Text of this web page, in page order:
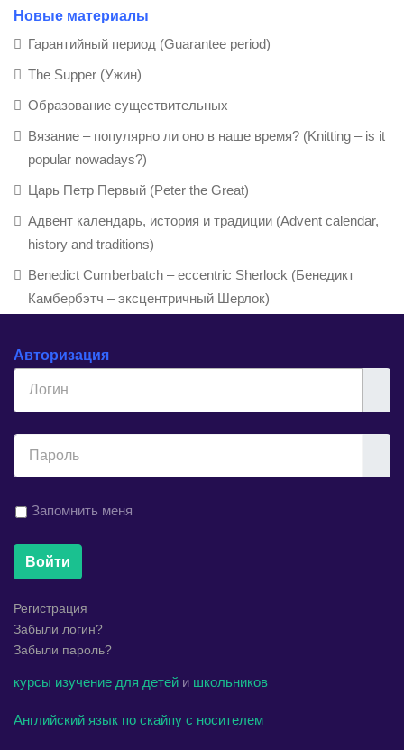
Новые материалы
Гарантийный период (Guarantee period)
The Supper (Ужин)
Образование существительных
Вязание – популярно ли оно в наше время? (Knitting – is it
popular nowadays?)
Царь Петр Первый (Peter the Great)
Адвент календарь, история и традиции (Advent calendar,
history and traditions)
Benedict Cumberbatch – eccentric Sherlock (Бенедикт
Камбербэтч – эксцентричный Шерлок)
Авторизация
Запомнить меня
Войти
Регистрация
Забыли логин?
Забыли пароль?
курсы изучение для детей и школьников
Английский язык по скайпу с носителем